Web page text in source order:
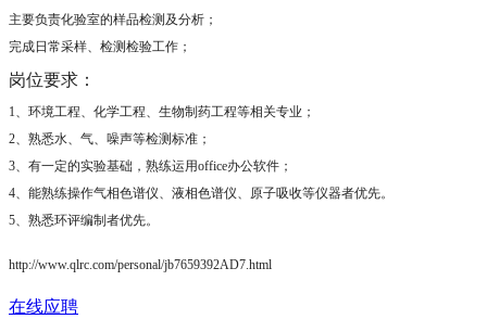
主要负责化验室的样品检测及分析；
完成日常采样、检测检验工作；
岗位要求：
1、环境工程、化学工程、生物制药工程等相关专业；
2、熟悉水、气、噪声等检测标准；
3、有一定的实验基础，熟练运用office办公软件；
4、能熟练操作气相色谱仪、液相色谱仪、原子吸收等仪器者优先。
5、熟悉环评编制者优先。
http://www.qlrc.com/personal/jb7659392AD7.html
在线应聘